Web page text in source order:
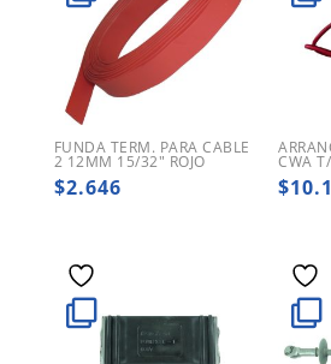
FUNDA TERM. PARA CABLE
2 12MM 15/32″ ROJO
$2.646
CWA
$